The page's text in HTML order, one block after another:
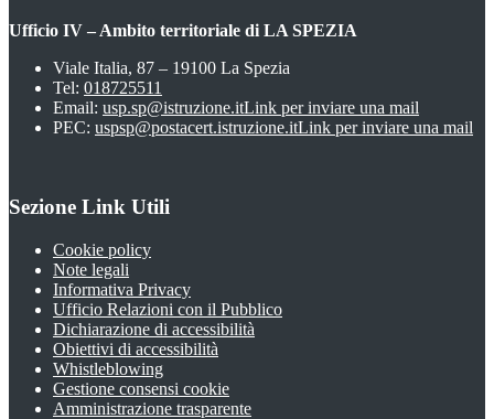
Ufficio IV – Ambito territoriale di LA SPEZIA
Viale Italia, 87 – 19100 La Spezia
Tel: 018725511
Email: usp.sp@istruzione.itLink per inviare una mail
PEC: uspsp@postacert.istruzione.itLink per inviare una mail
Sezione Link Utili
Cookie policy
Note legali
Informativa Privacy
Ufficio Relazioni con il Pubblico
Dichiarazione di accessibilità
Obiettivi di accessibilità
Whistleblowing
Gestione consensi cookie
Amministrazione trasparente